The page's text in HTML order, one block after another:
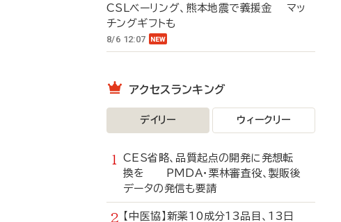
CSLベーリング、熊本地震で義援金 マッ
チングギフトも
8/6 12:07
アクセスランキング
デイリー ウィークリー
CES省略、品質起点の開発に発想転
換を PMDA・栗林審査役、製販後
データの発信も要請
【中医協】新薬10成分13品目、13日